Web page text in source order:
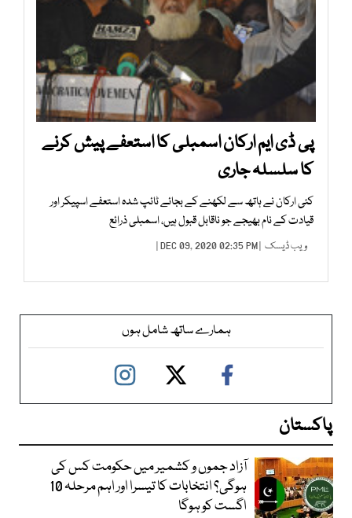
پی ڈی ایم ارکان اسمبلی کا استعفے پیش کرنے
کا سلسلہ جاری
کئی ارکان نے ہاتھ سے لکھنے کے بجائے ٹائپ شدہ استعفے اسپیکر اور
قیادت کے نام بھیجے جو ناقابل قبول ہیں، اسمبلی ذرائع
ویب ڈیسک | DEC 09, 2020 02:35 PM |
ہمارے ساتھ شامل ہوں
پاکستان
آزاد جموں و کشمیر میں حکومت کس کی
ہوگی؟ انتخابات کا تیسرا اور اہم مرحلہ 10
اگست کو ہوگا